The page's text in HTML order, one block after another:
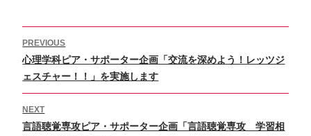
稿
ナ
ビ
シ
ョ
PREVIOUS
Previous
post:
心理学科ピア・サポーター企画「交流を深めよう！レッツジ
ェスチャー！！」を実施します
NEXT
Next
言語聴覚専攻ピア・サポーター企画「言語聴覚専攻 学習相